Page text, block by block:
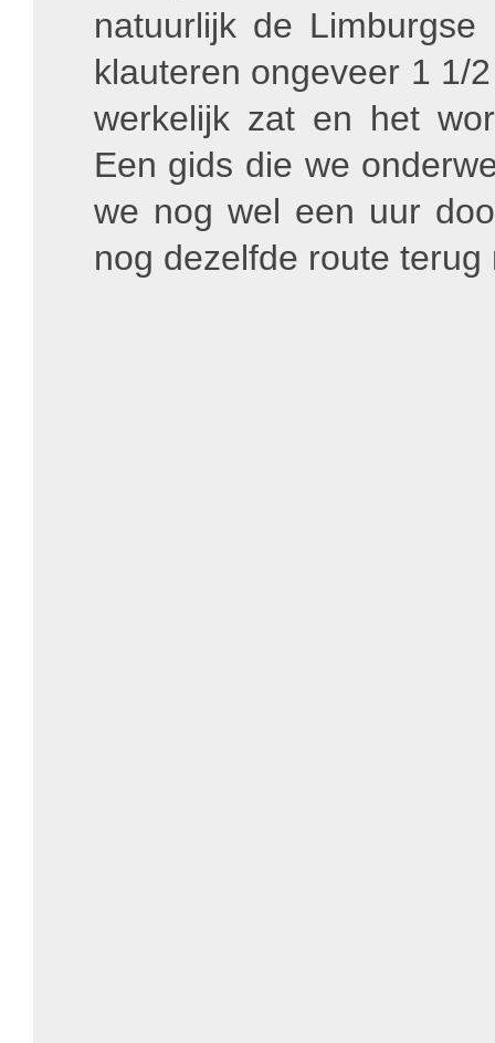
natuurlijk de
klauteren ongeveer 1 1/
werkelijk zat en het
Een gids die we
we nog wel een uur
nog dezelfde route